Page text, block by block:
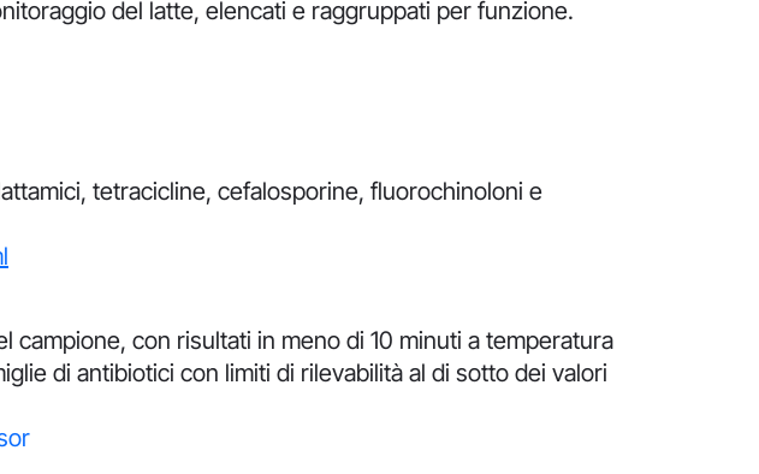
del latte, elencati e raggruppati per funzione.
tetracicline, cefalosporine, fluorochinoloni e
con risultati in meno di 10 minuti a temperatura
di antibiotici con limiti di rilevabilità al di sotto dei valori